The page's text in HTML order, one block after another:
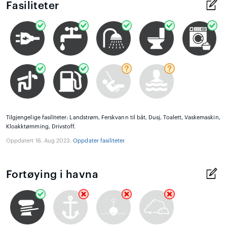
Fasiliteter
Tilgjengelige fasiliteter: Landstrøm, Ferskvann til båt, Dusj, Toalett, Vaskemaskin,
Kloakktømming, Drivstoff.
Oppdatert 16. Aug 2023.Oppdater fasiliteter.
Fortøying i havna